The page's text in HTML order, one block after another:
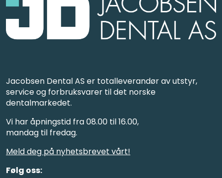
Jacobsen Dental AS er totalleverandør av utstyr,
service og forbruksvarer til det norske
dentalmarkedet.
Vi har åpningstid fra 08.00 til 16.00,
mandag til fredag.
Meld deg på nyhetsbrevet vårt!
Følg oss: